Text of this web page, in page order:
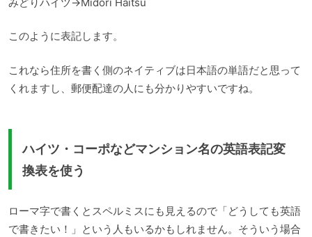
このように表記します。
これなら住所を書く側のネイティブは日本語の単語だと思って
くれますし、郵便配達の人にも分かりやすいですね。
ハイツ・コーポなどマンション名の英語表記変
換表を使う
ローマ字で書くとスペルミスにも見えるので「どうしても英語
で書きたい！」という人もいるかもしれません。そういう場合